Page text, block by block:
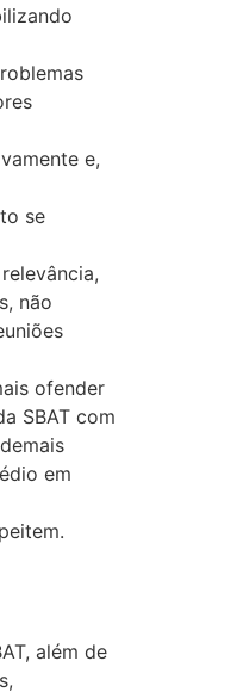
e,
se
não
ofender
SBAT com
em
além de